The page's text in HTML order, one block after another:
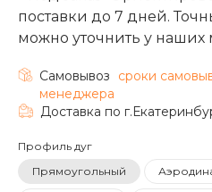
поставки до 7 дней.
можно уточнить у
Самовывоз
cроки
менеджера
Доставка по
Профиль дуг
Прямоугольный